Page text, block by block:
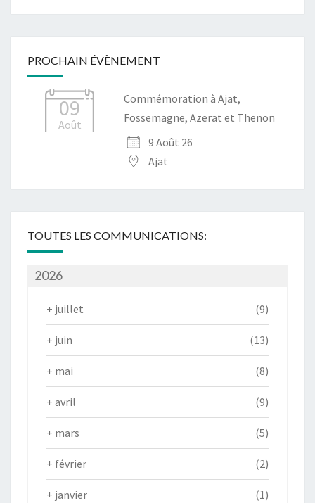
PROCHAIN ÉVÈNEMENT
09
Août
Commémoration à Ajat,
Fossemagne, Azerat et Thenon
9 Août 26
Ajat
TOUTES LES COMMUNICATIONS:
2026
+ juillet (9)
+ juin (13)
+ mai (8)
+ avril (9)
+ mars (5)
+ février (2)
+ janvier (1)